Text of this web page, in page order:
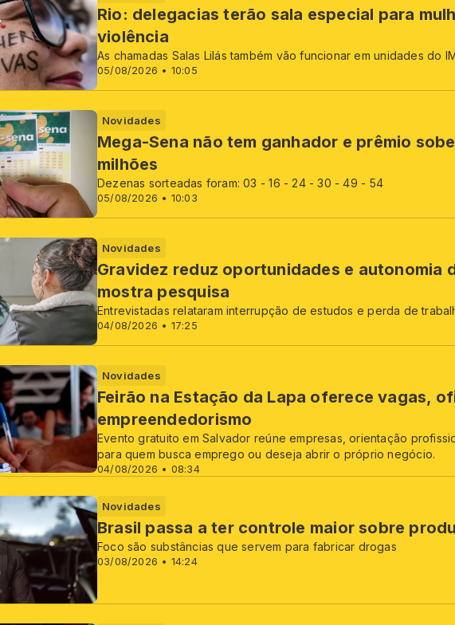
05/08/2026 • 10:05
Rio: delegacias terão sala especial para
violência
As chamadas Salas Lilás também vão funcionar em unidades do
Novidades
05/08/2026 • 10:03
Mega-Sena não tem ganhador e prêmio
milhões
Dezenas sorteadas foram: 03 - 16 - 24 - 30 - 49 - 54
Novidades
04/08/2026 • 17:25
Gravidez reduz oportunidades e autonomia
mostra pesquisa
Entrevistadas relataram interrupção de estudos e perda de
Novidades
04/08/2026 • 08:34
Feirão na Estação da Lapa oferece vagas,
empreendedorismo
Evento gratuito em Salvador reúne empresas, orientação
para quem busca emprego ou deseja abrir o próprio negócio.
Novidades
03/08/2026 • 14:24
Brasil passa a ter controle maior sobre
Foco são substâncias que servem para fabricar drogas